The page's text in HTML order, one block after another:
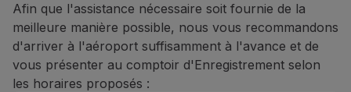
Afin que l'assistance nécessaire soit fournie de la
meilleure manière possible, nous vous recommandons
d'arriver à l'aéroport suffisamment à l'avance et de
vous présenter au comptoir d'Enregistrement selon
les horaires proposés :